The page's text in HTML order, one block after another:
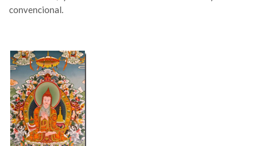
convencional.